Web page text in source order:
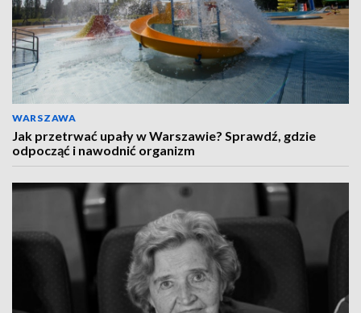
WARSZAWA
Jak przetrwać upały w Warszawie? Sprawdź, gdzie
odpocząć i nawodnić organizm